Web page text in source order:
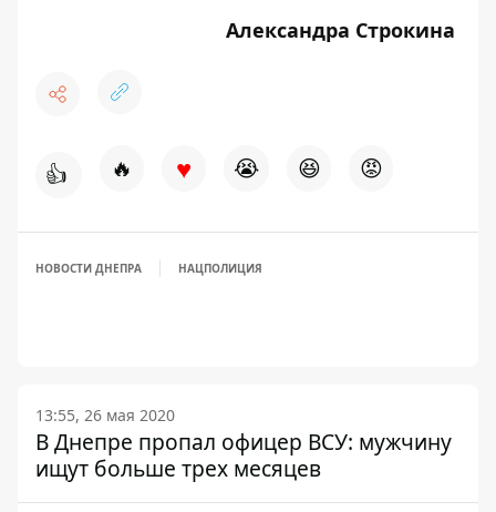
Александра Строкина
👍 🔥 ♥ 😭 😆 😡
НОВОСТИ ДНЕПРА НАЦПОЛИЦИЯ
13:55, 26 мая 2020
В Днепре пропал офицер ВСУ: мужчину
ищут больше трех месяцев